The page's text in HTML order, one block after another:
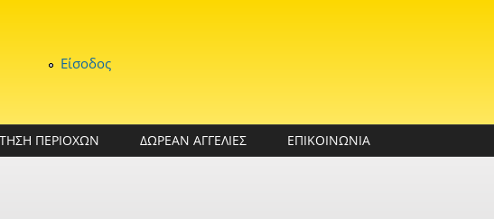
Είσοδος
ΠΕΡΙΟΧΩΝ ΔΩΡΕΑΝ ΑΓΓΕΛΙΕΣ ΕΠΙΚΟΙΝΩΝΙΑ